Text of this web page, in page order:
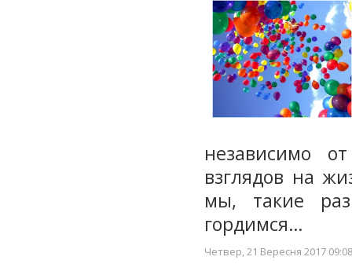
независимо
взглядов на
мы, такие
гордимся…
Четвер, 21 Вересня 2017